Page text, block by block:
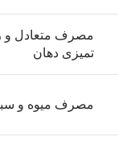
مصرف متعادل و
تمیزی دهان
مصرف میوه و